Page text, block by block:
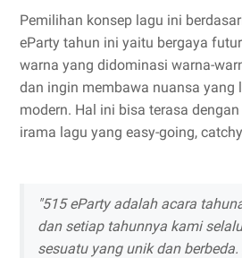
Pemilihan konsep lagu ini
eParty tahun ini yaitu bergaya
warna yang didominasi warna-
dan ingin membawa nuansa yang
modern. Hal ini bisa terasa
irama lagu yang easy-going,
"515 eParty adalah acara
dan setiap tahunnya kami
sesuatu yang unik dan